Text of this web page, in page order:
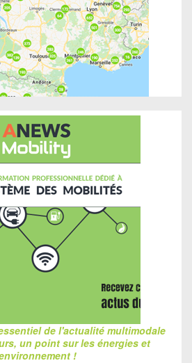
de l'actualité multimodale
un point sur les énergies et
!